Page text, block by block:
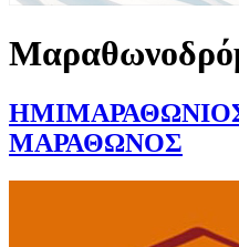
ΜΑΡΑΘΩΝΟΣ